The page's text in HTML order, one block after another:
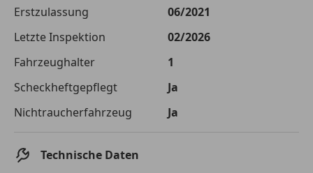
von der von Ihnen gewählten Bank. Rückzahlungszeitraum 1-10
Erstzulassung
06/2021
Letzte Inspektion
02/2026
Fahrzeughalter
1
Scheckheftgepflegt
Ja
Nichtraucherfahrzeug
Ja
Technische Daten